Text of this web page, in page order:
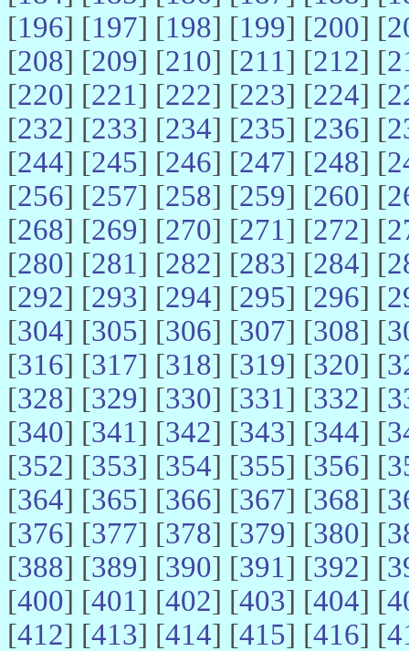
[196] [197] [198] [199] [200] [
[208] [209] [210] [211] [212] [
[220] [221] [222] [223] [224] [
[232] [233] [234] [235] [236] [
[244] [245] [246] [247] [248] [
[256] [257] [258] [259] [260] [
[268] [269] [270] [271] [272] [
[280] [281] [282] [283] [284] [
[292] [293] [294] [295] [296] [
[304] [305] [306] [307] [308] [
[316] [317] [318] [319] [320] [
[328] [329] [330] [331] [332] [
[340] [341] [342] [343] [344] [
[352] [353] [354] [355] [356] [
[364] [365] [366] [367] [368] [
[376] [377] [378] [379] [380] [
[388] [389] [390] [391] [392] [
[400] [401] [402] [403] [404] [
[412] [413] [414] [415] [416] [